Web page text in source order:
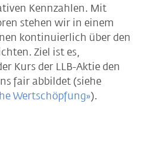
Kennzahlen. Mit
stehen wir in einem
kontinuierlich über den
Ziel ist es,
Kurs der LLB-Aktie den
fair abbildet (siehe
Wertschöpfung»).